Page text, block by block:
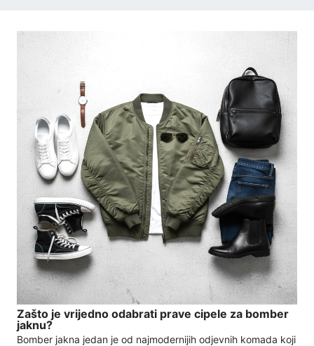
Zašto je vrijedno odabrati prave cipele za bomber
jaknu?
Bomber jakna jedan je od najmodernijih odjevnih komada koji